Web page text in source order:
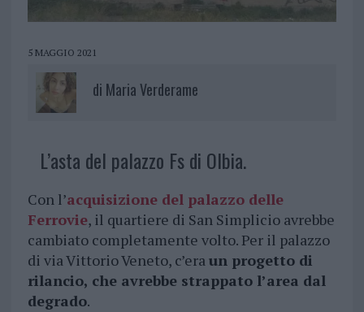
5 MAGGIO 2021
di Maria Verderame
L’asta del palazzo Fs di Olbia.
Con l’acquisizione del palazzo delle
Ferrovie, il quartiere di San Simplicio avrebbe
cambiato completamente volto. Per il palazzo
di via Vittorio Veneto, c’eraun progetto di
rilancio, che avrebbe strappato l’area dal
degrado.